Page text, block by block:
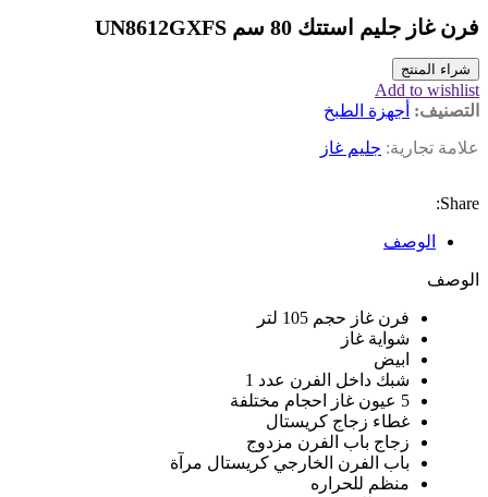
فرن غاز جليم استتك 80 سم UN8612GXFS
شراء المنتج
Add to wishlist
التصنيف: أجهزة الطبخ
علامة تجارية: جليم غاز
Share:
الوصف
الوصف
فرن غاز حجم 105 لتر
شواية غاز
ابيض
شبك داخل الفرن عدد 1
5 عيون غاز احجام مختلفة
غطاء زجاج كريستال
زجاج باب الفرن مزدوج
باب الفرن الخارجي كريستال مرآة
منظم للحراره